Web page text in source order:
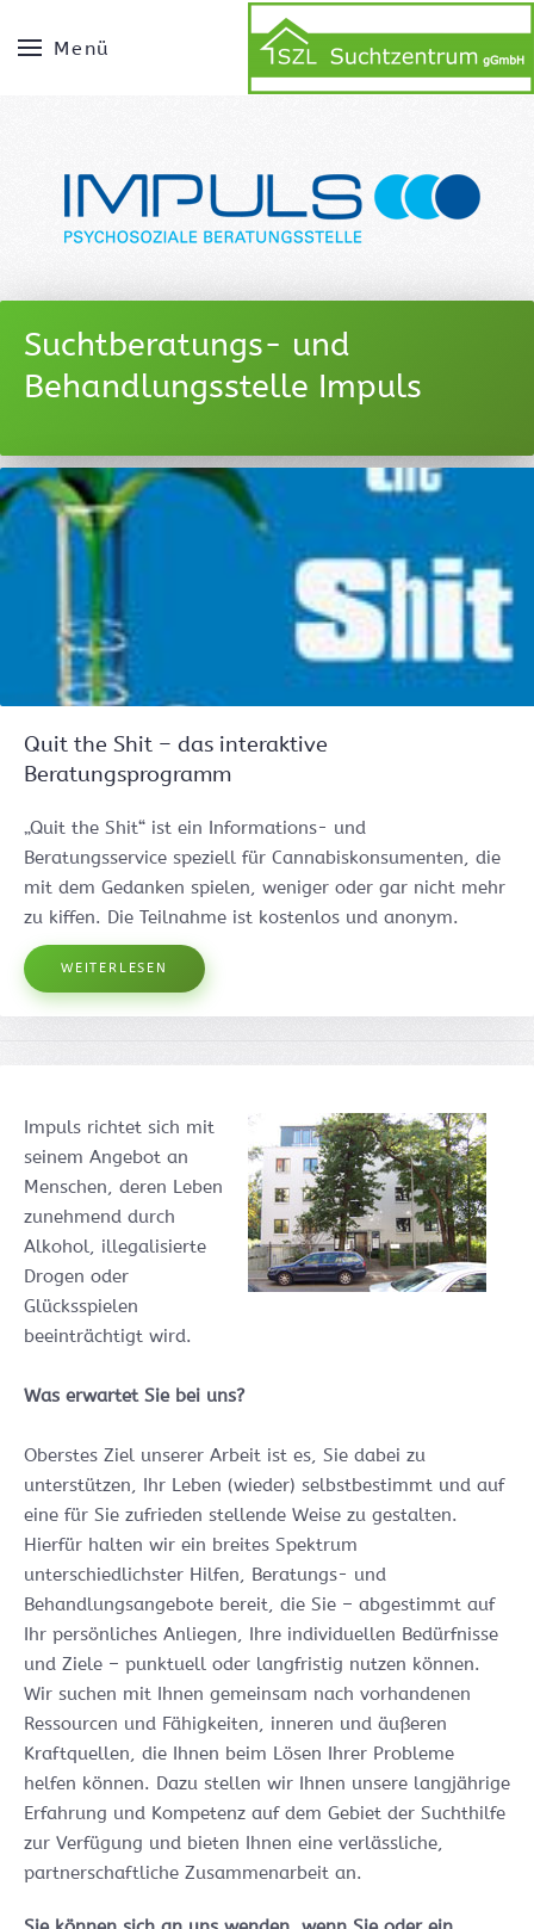
Menü
Suchtberatungs- und
Behandlungsstelle Impuls
Quit the Shit – das interaktive
Beratungsprogramm
„Quit the Shit“ ist ein Informations- und
Beratungsservice speziell für Cannabiskonsumenten, die
mit dem Gedanken spielen, weniger oder gar nicht mehr
zu kiffen. Die Teilnahme ist kostenlos und anonym.
WEITERLESEN
Impuls richtet sich mit
seinem Angebot an
Menschen, deren Leben
zunehmend durch
Alkohol, illegalisierte
Drogen oder
Glücksspielen
beeinträchtigt wird.
Was erwartet Sie bei uns?
Oberstes Ziel unserer Arbeit ist es, Sie dabei zu
unterstützen, Ihr Leben (wieder) selbstbestimmt und auf
eine für Sie zufrieden stellende Weise zu gestalten.
Hierfür halten wir ein breites Spektrum
unterschiedlichster Hilfen, Beratungs- und
Behandlungsangebote bereit, die Sie – abgestimmt auf
Ihr persönliches Anliegen, Ihre individuellen Bedürfnisse
und Ziele – punktuell oder langfristig nutzen können.
Wir suchen mit Ihnen gemeinsam nach vorhandenen
Ressourcen und Fähigkeiten, inneren und äußeren
Kraftquellen, die Ihnen beim Lösen Ihrer Probleme
helfen können. Dazu stellen wir Ihnen unsere langjährige
Erfahrung und Kompetenz auf dem Gebiet der Suchthilfe
zur Verfügung und bieten Ihnen eine verlässliche,
partnerschaftliche Zusammenarbeit an.